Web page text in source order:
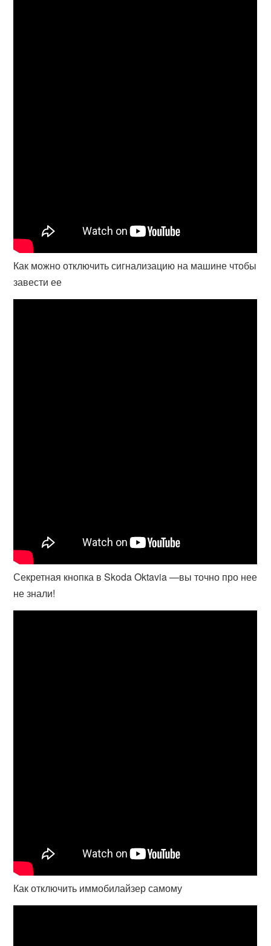
Как можно отключить сигнализацию на машине чтобы
завести ее
Секретная кнопка в Skoda Oktavia —вы точно про нее
не знали!
Как отключить иммобилайзер самому